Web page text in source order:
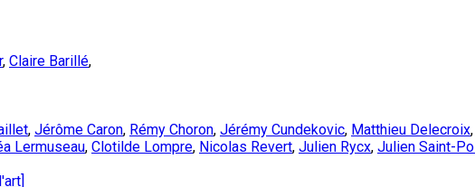
, Claire Barillé,
, Jérôme Caron, Rémy Choron, Jérémy Cundekovic, Matthieu Delecroix,
Lermuseau, Clotilde Lompre, Nicolas Revert, Julien Rycx, Julien Saint-Pol